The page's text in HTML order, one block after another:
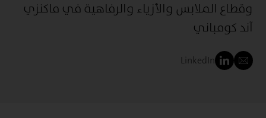
وقطاع الملابس والأزياء والرفاهية في ماكنزي
آند كومباني
LinkedIn